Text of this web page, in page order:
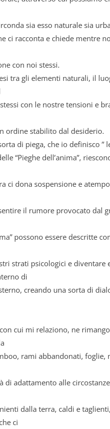
sia esso naturale sia
ci racconta e chiede mentre
con noi stessi.
tra gli elementi naturali, il
con le nostre tensioni e
ordine stabilito dal desiderio.
di piega, che io definisco ”
“Pieghe dell’anima”,
ci dona sospensione e
il rumore provocato dal
possono essere descritte
strati psicologici e diventare
di
creando una sorta di
cui mi relaziono, ne
rami abbandonati, foglie,
di adattamento alle
dalla terra, caldi e
ci